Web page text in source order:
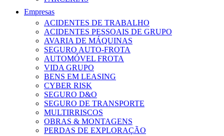
Empresas
ACIDENTES DE TRABALHO
ACIDENTES PESSOAIS DE GRUPO
AVARIA DE MÁQUINAS
SEGURO AUTO-FROTA
AUTOMÓVEL FROTA
VIDA GRUPO
BENS EM LEASING
CYBER RISK
SEGURO D&O
SEGURO DE TRANSPORTE
MULTIRRISCOS
OBRAS & MONTAGENS
PERDAS DE EXPLORAÇÃO